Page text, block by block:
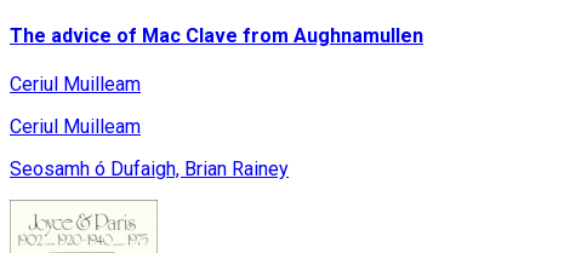
The advice of Mac Clave from Aughnamullen
Ceriul Muilleam
Ceriul Muilleam
Seosamh ó Dufaigh, Brian Rainey